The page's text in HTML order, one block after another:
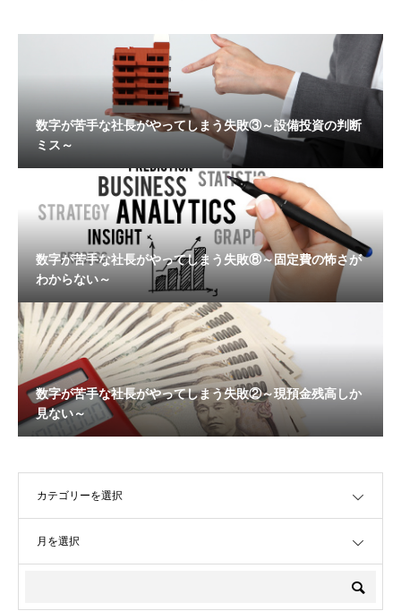
数字が苦手な社長がやってしまう失敗③～設備投資の判断
ミス～
数字が苦手な社長がやってしまう失敗⑧～固定費の怖さが
わからない～
数字が苦手な社長がやってしまう失敗②～現預金残高しか
見ない～